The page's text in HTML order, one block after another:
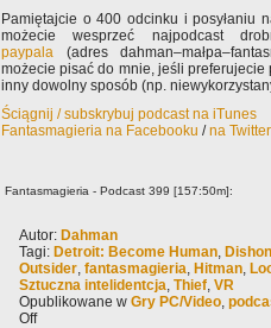
Pamiętajcie o 400 odcinku i posyłaniu
możecie wesprzeć najpodcast
paypala (adres
możecie pisać do mnie, jeśli
inny dowolny sposób (np.
Ściągnij / subskrybuj podcast na iTunes
Fantasmagieria na Facebooku /na
Fantasmagieria - Podcast 399 [157:50m]:
Autor: Dahman
Tagi: Detroit: Become Human,
Outsider, fantasmagieria, Hitman,
Sztuczna intelidentcja, Thief, VR
Opublikowane w Gry PC/Video,
Off